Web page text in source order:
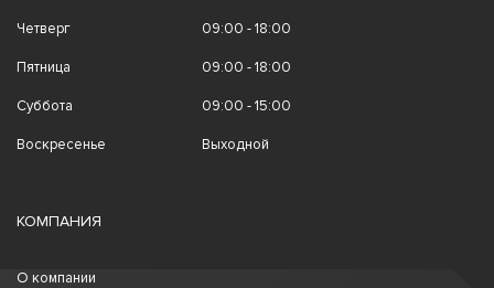
Четверг 09:00 - 18:00
Пятница 09:00 - 18:00
Суббота 09:00 - 15:00
Воскресенье Выходной
КОМПАНИЯ
О компании